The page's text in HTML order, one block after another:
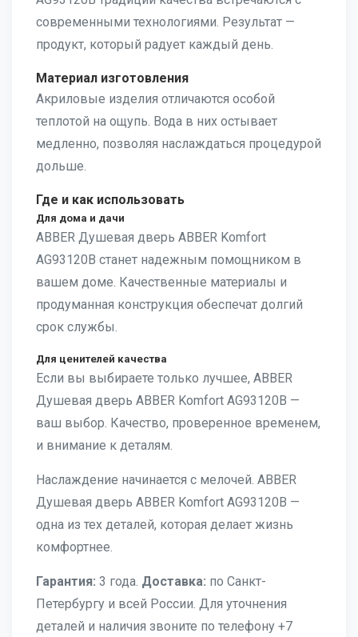
современными технологиями. Результат —
продукт, который радует каждый день.
Материал изготовления
Акриловые изделия отличаются особой
теплотой на ощупь. Вода в них остывает
медленно, позволяя наслаждаться процедурой
дольше.
Где и как использовать
Для дома и дачи
ABBER Душевая дверь ABBER Komfort
AG93120B станет надежным помощником в
вашем доме. Качественные материалы и
продуманная конструкция обеспечат долгий
срок службы.
Для ценителей качества
Если вы выбираете только лучшее, ABBER
Душевая дверь ABBER Komfort AG93120B —
ваш выбор. Качество, проверенное временем,
и внимание к деталям.
Наслаждение начинается с мелочей. ABBER
Душевая дверь ABBER Komfort AG93120B —
одна из тех деталей, которая делает жизнь
комфортнее.
Гарантия: 3 года. Доставка: по Санкт-
Петербургу и всей России. Для уточнения
деталей и наличия звоните по телефону +7